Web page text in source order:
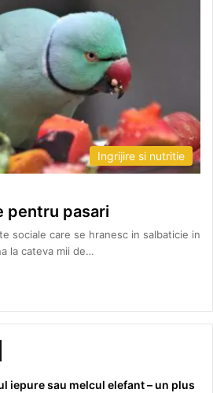
Ingrijire si nutritie
pentru pasari
sociale care se hranesc in salbaticie in
la cateva mii de…
iepure sau melcul elefant – un plus